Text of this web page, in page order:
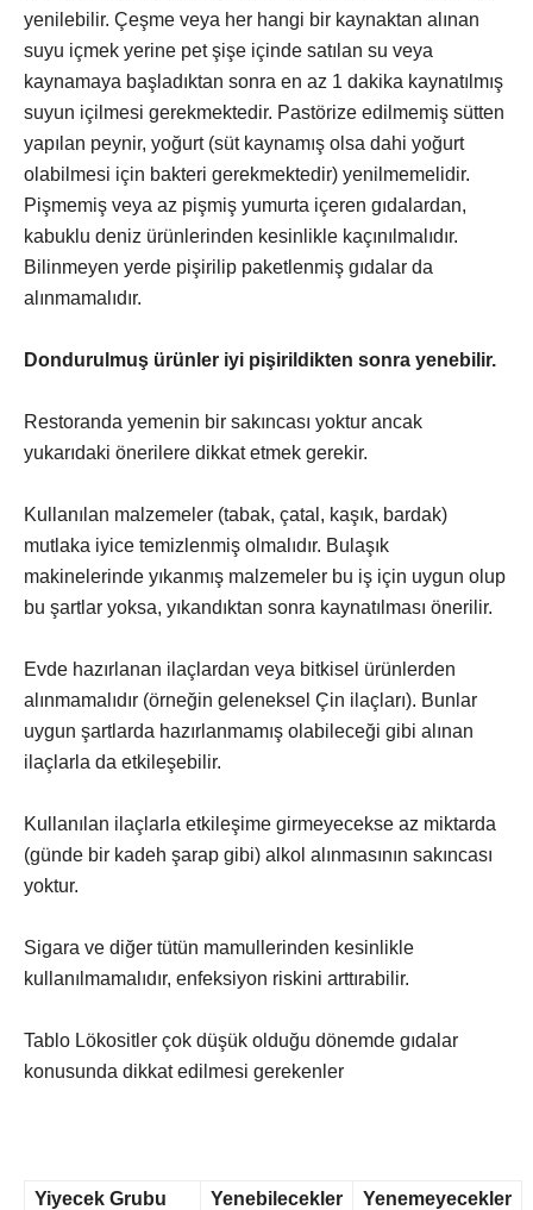
yenilebilir. Çeşme veya her hangi bir kaynaktan alınan
suyu içmek yerine pet şişe içinde satılan su veya
kaynamaya başladıktan sonra en az 1 dakika kaynatılmış
suyun içilmesi gerekmektedir. Pastörize edilmemiş sütten
yapılan peynir, yoğurt (süt kaynamış olsa dahi yoğurt
olabilmesi için bakteri gerekmektedir) yenilmemelidir.
Pişmemiş veya az pişmiş yumurta içeren gıdalardan,
kabuklu deniz ürünlerinden kesinlikle kaçınılmalıdır.
Bilinmeyen yerde pişirilip paketlenmiş gıdalar da
alınmamalıdır.
Dondurulmuş ürünler iyi pişirildikten sonra yenebilir.
Restoranda yemenin bir sakıncası yoktur ancak
yukarıdaki önerilere dikkat etmek gerekir.
Kullanılan malzemeler (tabak, çatal, kaşık, bardak)
mutlaka iyice temizlenmiş olmalıdır. Bulaşık
makinelerinde yıkanmış malzemeler bu iş için uygun olup
bu şartlar yoksa, yıkandıktan sonra kaynatılması önerilir.
Evde hazırlanan ilaçlardan veya bitkisel ürünlerden
alınmamalıdır (örneğin geleneksel Çin ilaçları). Bunlar
uygun şartlarda hazırlanmamış olabileceği gibi alınan
ilaçlarla da etkileşebilir.
Kullanılan ilaçlarla etkileşime girmeyecekse az miktarda
(günde bir kadeh şarap gibi) alkol alınmasının sakıncası
yoktur.
Sigara ve diğer tütün mamullerinden kesinlikle
kullanılmamalıdır, enfeksiyon riskini arttırabilir.
Tablo Lökositler çok düşük olduğu dönemde gıdalar
konusunda dikkat edilmesi gerekenler
Yiyecek Grubu Yenebilecekler Yenemeyecekler